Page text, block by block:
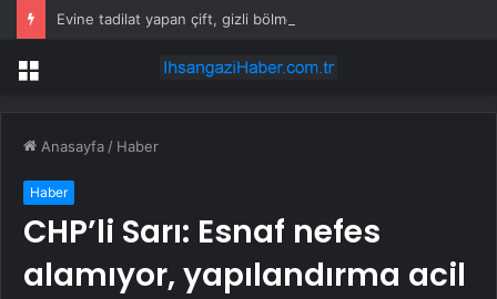
Menü
Anasayfa / Haber
Haber
CHP’li Sarı: Esnaf nefes
alamıyor, yapılandırma acil